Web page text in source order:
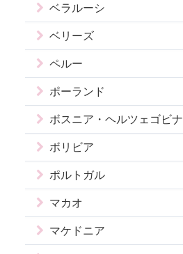
ベラルーシ
ベリーズ
ペルー
ポーランド
ボスニア・ヘルツェゴビナ
ボリビア
ポルトガル
マカオ
マケドニア